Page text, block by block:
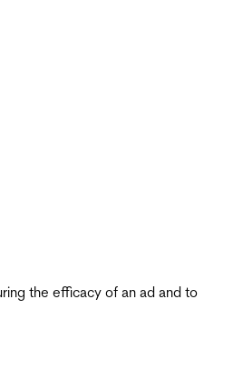
the efficacy of an ad and to